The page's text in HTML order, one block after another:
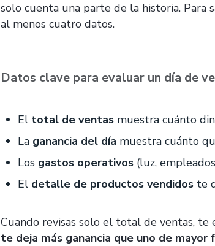
solo cuenta una parte de la historia. Para
al menos cuatro datos.
Datos clave para evaluar un día de
El total de ventas muestra cuánto
La ganancia del día muestra cuánto
Los gastos operativos (luz,
El detalle de productos vendidos te
Cuando revisas solo el total de ventas, te
te deja más ganancia que uno de